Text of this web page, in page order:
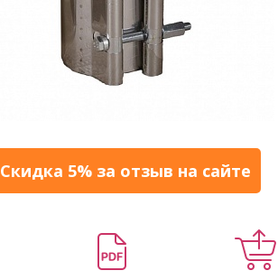
Скидка 5% за отзыв на сайте